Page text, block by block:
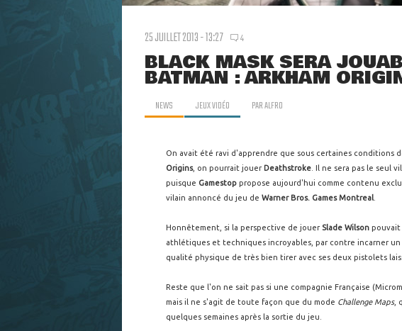
25 JUILLET 2013 - 13:27 4
BLACK MASK SERA
BATMAN : ARKHAM
NEWS JEUX VIDÉO PARALFRO
On avait été ravi d'apprendre que sous certaines conditions
Origins, on pourrait jouer Deathstroke . Il ne sera pas le seul
puisque Gamestop propose aujourd'hui comme contenu
vilain annoncé du jeu de Warner Bros. Games Montreal
Honnêtement, si la perspective de jouer Slade Wilson pouvait
athlétiques et techniques incroyables, par contre incarner
qualité physique de très bien tirer avec ses deux pistolets
Reste que l'on ne sait pas si une compagnie Française
mais il ne s'agit de toute façon que du mode Challenge Maps,
quelques semaines après la sortie du jeu.